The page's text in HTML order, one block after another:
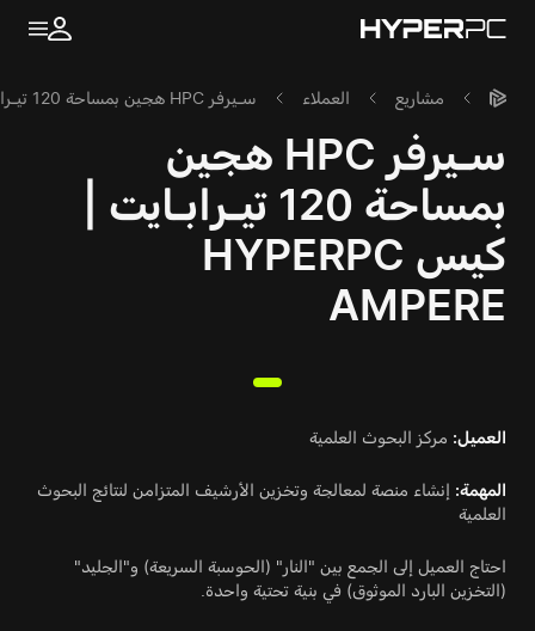
مشاريع العملاء سـيرفر HPC هجين بمساحة 120 تيـرابـايت | كيس HYPERPC AMPERE
سـيرفر HPC هجين
بمساحة 120 تيـرابـايت |
كيس HYPERPC
AMPERE
العميل: مركز البحوث العلمية
المهمة: إنشاء منصة لمعالجة وتخزين الأرشيف المتزامن لنتائج البحوث
العلمية
احتاج العميل إلى الجمع بين "النار" (الحوسبة السريعة) و"الجليد"
(التخزين البارد الموثوق) في بنية تحتية واحدة.